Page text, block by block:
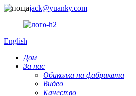
jack@yuanky.com
English
Дом
За нас
Обиколка на фабриката
Видео
Качество